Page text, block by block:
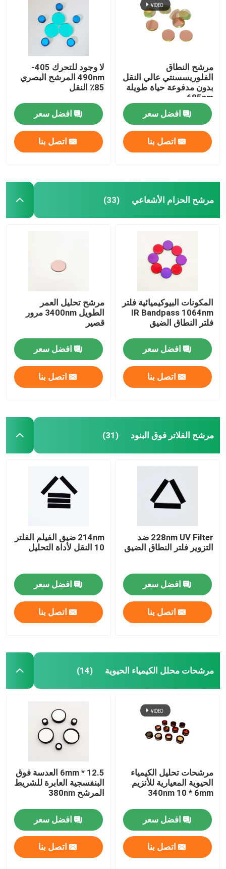
مرشح النطاق
الفلوريسسنتي عالي النقل
بدون مدفوعة حياة طويلة
685nm
افضل سعر
اتصل بنا
لا وجود للتحرك 405-
490nm المرشح البصري
85٪ النقل
افضل سعر
اتصل بنا
مرشح الحزام الأشعاعي (33)
المكونات البيوكيميائية فلتر
IR Bandpass 1064nm
فلتر النطاق الضيق
افضل سعر
اتصل بنا
مرشح تحليل العمر
الطويل 3400nm مرور
قصير
افضل سعر
اتصل بنا
مرشح الفلاتر فوق البنود (31)
228nm UV Filter ضد
التزوير فلتر النطاق الضيق
افضل سعر
اتصل بنا
214nm ضيق الفيلم الفلتر
10 النقل لأداة التحليل
افضل سعر
اتصل بنا
مرشحات محلل الكيمياء الحيوية (14)
مرشحات تحليل الكيمياء
الحيوية المعيارية للأنزيم
340nm 10 * 6mm
افضل سعر
اتصل بنا
12.5 * 6mm العدسة فوق
البنفسجية العابرة للشريط
المرشح 380nm
افضل سعر
اتصل بنا